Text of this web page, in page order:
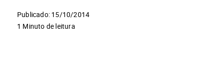
Publicado: 15/10/2014
1 Minuto de leitura